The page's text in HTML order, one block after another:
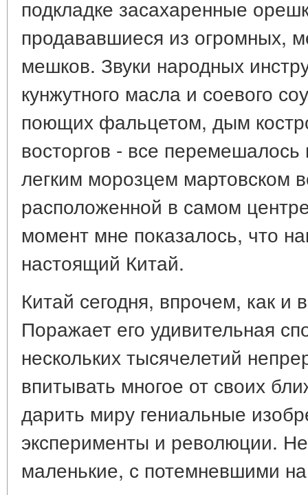
подкладке засахаренные
продававшиеся из огромных,
мешков. Звуки народных
кунжутного масла и соевого
поющих фальцетом, дым
восторгов - все
легким морозцем мартовском
расположенной в самом
момент мне показалось, что
настоящий Китай.
Китай сегодня, впрочем, как и
Поражает его удивительная
нескольких тысячелетий
впитывать многое от своих
дарить миру гениальные
эксперименты и революции.
маленькие, с потемневшими